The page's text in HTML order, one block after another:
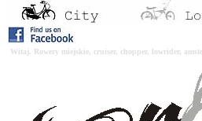
Witaj. Rowery miejskie, cruiser, chopper, lowrider,